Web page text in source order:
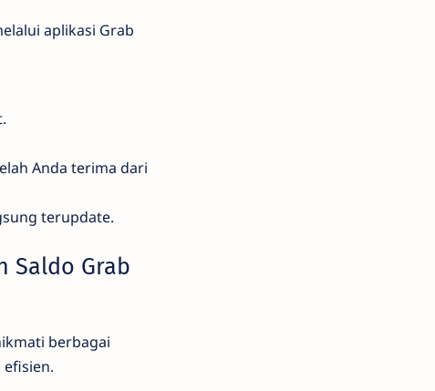
aplikasi Grab
Anda terima dari
terupdate.
Saldo Grab
berbagai